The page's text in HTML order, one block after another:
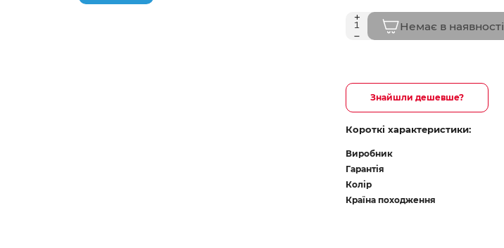
Немає в наявності
Знайшли дешевше?
Короткі характеристики:
Виробник
Гарантія
Колір
Країна походження